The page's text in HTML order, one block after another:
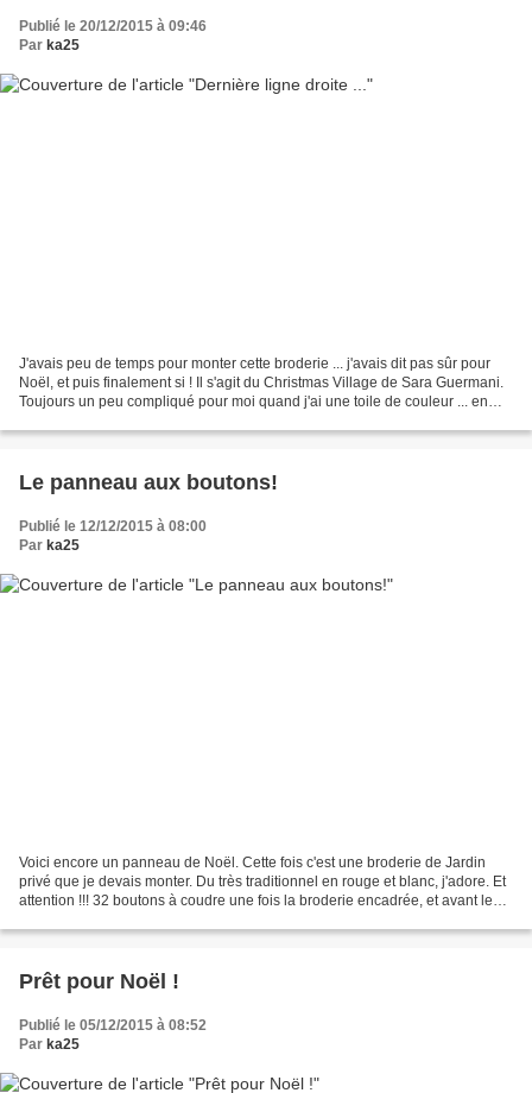
Publié le 20/12/2015 à 09:46
Par ka25
J'avais peu de temps pour monter cette broderie ... j'avais dit pas sûr pour
Noël, et puis finalement si ! Il s'agit du Christmas Village de Sara Guermani.
Toujours un peu compliqué pour moi quand j'ai une toile de couleur ... en
Le panneau aux boutons!
Publié le 12/12/2015 à 08:00
Par ka25
Voici encore un panneau de Noël. Cette fois c'est une broderie de Jardin
privé que je devais monter. Du très traditionnel en rouge et blanc, j'adore. Et
attention !!! 32 boutons à coudre une fois la broderie encadrée, et avant le
Prêt pour Noël !
Publié le 05/12/2015 à 08:52
Par ka25